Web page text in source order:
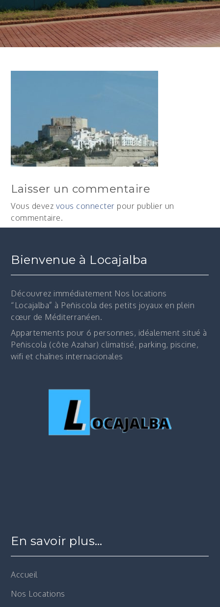
Laisser un commentaire
Vous devez vous connecter pour publier un
commentaire.
Bienvenue à Locajalba
Découvrez immédiatement Nos locations
“Locajalba” à Peñiscola des petits joyaux en plein
cœur de Méditerranéen.
Appartements pour 6 personnes, idéalement situé à
Peñiscola (côte Azahar) climatisé, parking, piscine,
wifi et chaînes internacionales
En savoir plus…
Accueil
Nos Locations